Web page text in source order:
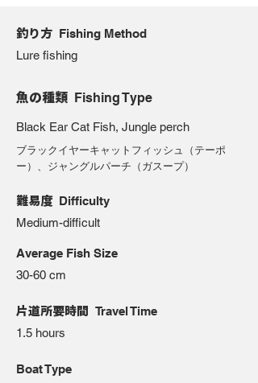
釣り方 Fishing Method
Lure fishing
魚の種類 Fishing Type
Black Ear Cat Fish, Jungle perch
ブラックイヤーキャットフィッシュ（テーポ
ー）、ジャングルパーチ（ガスープ）
難易度 Difficulty
Medium-difficult
Average Fish Size
30-60 cm
片道所要時間 Travel Time
1.5 hours
Boat Type